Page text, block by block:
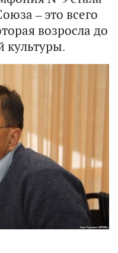
– это всего
возросла до
культуры.